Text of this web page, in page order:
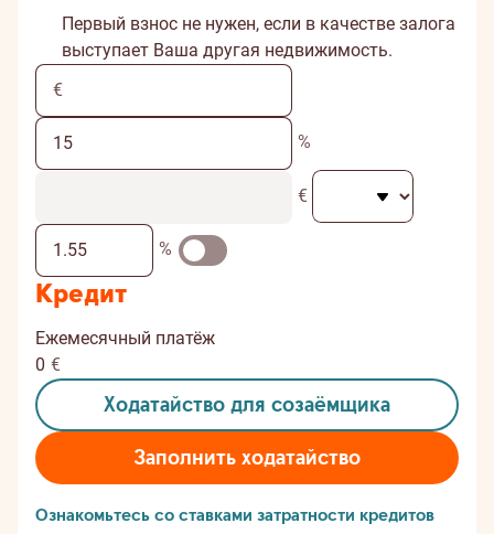
Первый взнос не нужен, если в качестве залога
выступает Ваша другая недвижимость.
%
€
%
Кредит
Ежемесячный платёж
0 €
Ходатайство для созаёмщика
Заполнить ходатайство
Ознакомьтесь со ставками затратности кредитов